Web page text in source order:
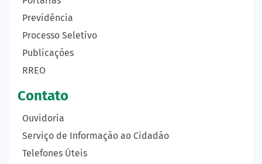
Previdência
Processo Seletivo
Publicações
RREO
Contato
Ouvidoria
Serviço de Informação ao Cidadão
Telefones Úteis